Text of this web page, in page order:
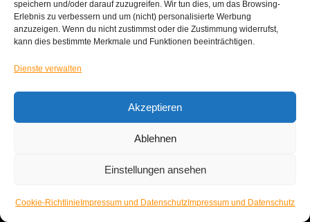
speichern und/oder darauf zuzugreifen. Wir tun dies, um das Browsing-
Erlebnis zu verbessern und um (nicht) personalisierte Werbung
anzuzeigen. Wenn du nicht zustimmst oder die Zustimmung widerrufst,
kann dies bestimmte Merkmale und Funktionen beeinträchtigen.
Dienste verwalten
Akzeptieren
Ablehnen
Einstellungen ansehen
Cookie-Richtlinie Impressum und Datenschutz Impressum und Datenschutz
werden entweder vorübergehend für die Dauer einer
Sitzung (Session-Cookies) oder dauerhaft
Session-Cookies werden nach Ende Ihres Besuchs
automatisch gelöscht. Permanente Cookies bleiben
auf Ihrem Endgerät gespeichert, bis Sie diese selbst
Cookies können von uns (First-Party-Cookies) oder